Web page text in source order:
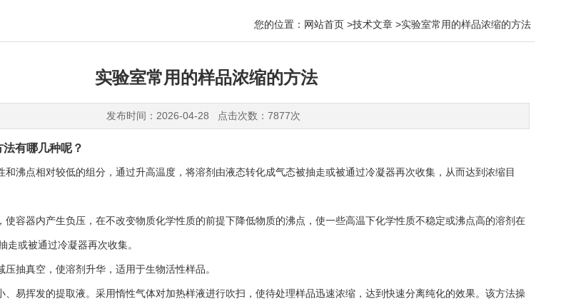
您的位置： 网站首页 >技术文章 >实验室常用的样品浓缩的方法
实验室常用的样品浓缩的方法
发布时间：2026-04-28 点击次数：7877次
有哪几种呢？
沸点相对较低的组分，通过升高温度，将溶剂由液态转化成气态被抽走或被通过冷凝器再次收集，从而达到浓缩目
容器内产生负压，在不改变物质化学性质的前提下降低物质的沸点，使一些高温下化学性质不稳定或沸点高的溶剂在
走或被通过冷凝器再次收集。
抽真空，使溶剂升华，适用于生物活性样品。
易挥发的提取液。采用惰性气体对加热样液进行吹扫，使待处理样品迅速浓缩，达到快速分离纯化的效果。该方法操